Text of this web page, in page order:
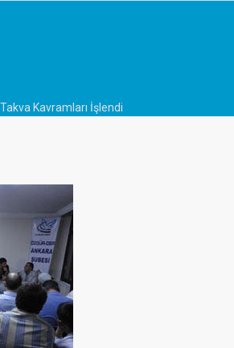
Kavramları İşlendi